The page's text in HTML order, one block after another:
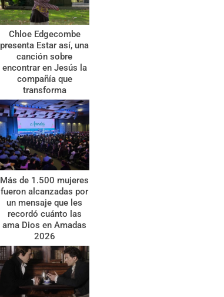
Chloe Edgecombe
presenta Estar así, una
canción sobre
encontrar en Jesús la
compañía que
transforma
Más de 1.500 mujeres
fueron alcanzadas por
un mensaje que les
recordó cuánto las
ama Dios en Amadas
2026